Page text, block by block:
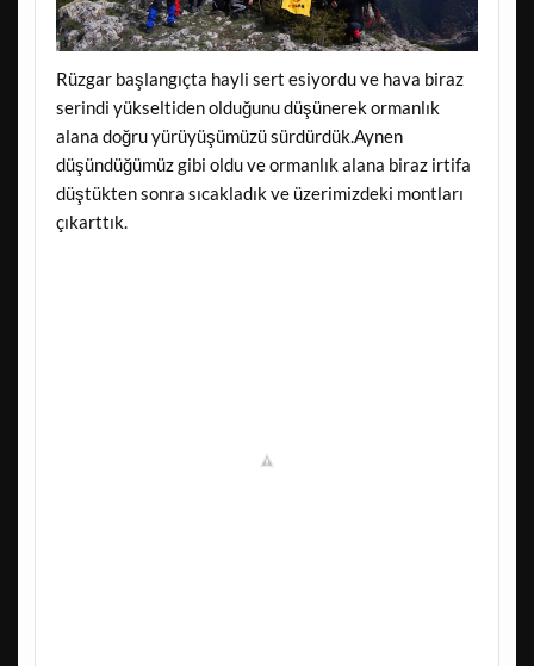
Rüzgar başlangıçta hayli sert esiyordu ve hava biraz
serindi yükseltiden olduğunu düşünerek ormanlık
alana doğru yürüyüşümüzü sürdürdük.Aynen
düşündüğümüz gibi oldu ve ormanlık alana biraz irtifa
düştükten sonra sıcakladık ve üzerimizdeki montları
çıkarttık.